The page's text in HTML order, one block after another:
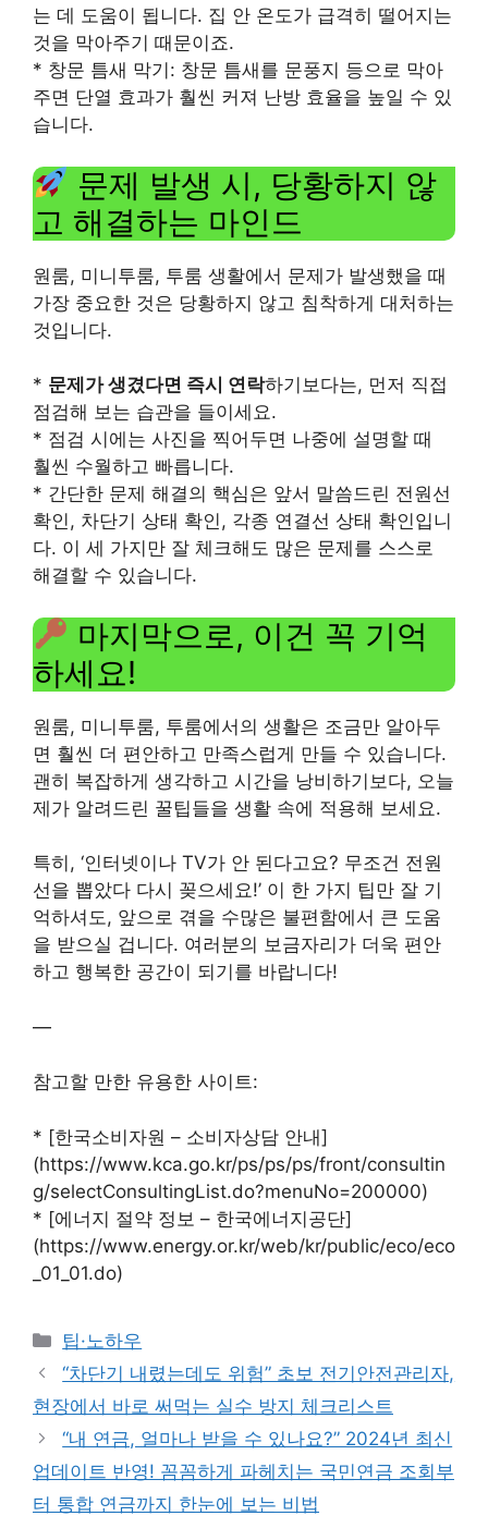
는 데 도움이 됩니다. 집 안 온도가 급격히 떨어지는
것을 막아주기 때문이죠.
* 창문 틈새 막기: 창문 틈새를 문풍지 등으로 막아
주면 단열 효과가 훨씬 커져 난방 효율을 높일 수 있
습니다.
문제 발생 시, 당황하지 않
고 해결하는 마인드
원룸, 미니투룸, 투룸 생활에서 문제가 발생했을 때
가장 중요한 것은 당황하지 않고 침착하게 대처하는
것입니다.
* 문제가 생겼다면 즉시 연락하기보다는, 먼저 직접
점검해 보는 습관을 들이세요.
* 점검 시에는 사진을 찍어두면 나중에 설명할 때
훨씬 수월하고 빠릅니다.
* 간단한 문제 해결의 핵심은 앞서 말씀드린 전원선
확인, 차단기 상태 확인, 각종 연결선 상태 확인입니
다. 이 세 가지만 잘 체크해도 많은 문제를 스스로
해결할 수 있습니다.
마지막으로, 이건 꼭 기억
하세요!
원룸, 미니투룸, 투룸에서의 생활은 조금만 알아두
면 훨씬 더 편안하고 만족스럽게 만들 수 있습니다.
괜히 복잡하게 생각하고 시간을 낭비하기보다, 오늘
제가 알려드린 꿀팁들을 생활 속에 적용해 보세요.
특히, ‘인터넷이나 TV가 안 된다고요? 무조건 전원
선을 뽑았다 다시 꽂으세요!’ 이 한 가지 팁만 잘 기
억하셔도, 앞으로 겪을 수많은 불편함에서 큰 도움
을 받으실 겁니다. 여러분의 보금자리가 더욱 편안
하고 행복한 공간이 되기를 바랍니다!
—
참고할 만한 유용한 사이트:
* [한국소비자원 – 소비자상담 안내]
(https://www.kca.go.kr/ps/ps/ps/front/consultin
g/selectConsultingList.do?menuNo=200000)
* [에너지 절약 정보 – 한국에너지공단]
(https://www.energy.or.kr/web/kr/public/eco/eco
_01_01.do)
Categories
팁·노하우
“차단기 내렸는데도 위험” 초보 전기안전관리자,
현장에서 바로 써먹는 실수 방지 체크리스트
“내 연금, 얼마나 받을 수 있나요?” 2024년 최신
업데이트 반영! 꼼꼼하게 파헤치는 국민연금 조회부
터 통합 연금까지 한눈에 보는 비법